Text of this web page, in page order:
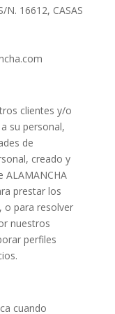
N. 16612, CASAS
clientes y/o
su personal,
de
creado y
ALAMANCHA
prestar los
o para resolver
nuestros
perfiles
cuando